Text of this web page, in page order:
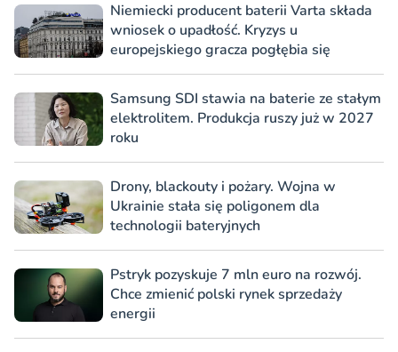
Niemiecki producent baterii Varta składa
wniosek o upadłość. Kryzys u
europejskiego gracza pogłębia się
Samsung SDI stawia na baterie ze stałym
elektrolitem. Produkcja ruszy już w 2027
roku
Drony, blackouty i pożary. Wojna w
Ukrainie stała się poligonem dla
technologii bateryjnych
Pstryk pozyskuje 7 mln euro na rozwój.
Chce zmienić polski rynek sprzedaży
energii